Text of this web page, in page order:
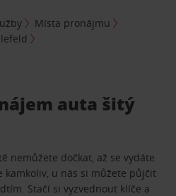
Místa pronájmu
auta šitý
nemůžete dočkat, až se vydáte
kamkoliv, u nás si můžete půjčit
Stačí si vyzvednout klíče a